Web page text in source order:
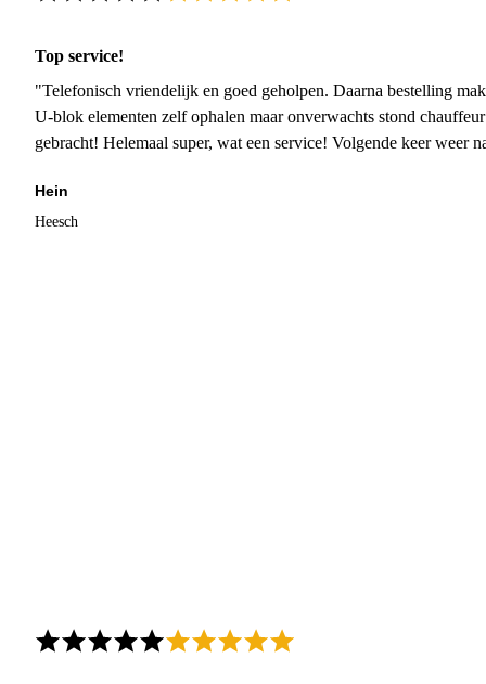
Top service!
"Telefonisch vriendelijk en goed geholpen. Daarna bestelling
U-blok elementen zelf ophalen maar onverwachts stond
gebracht! Helemaal super, wat een service! Volgende keer weer
Hein
Heesch